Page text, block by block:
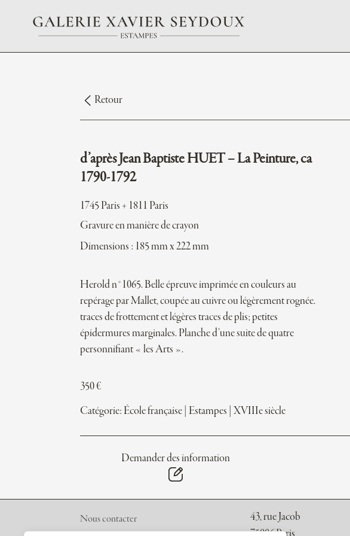
Retour
d’après Jean Baptiste HUET – La Peinture, ca
1790-1792
1745 Paris + 1811 Paris
Gravure en manière de crayon
Dimensions : 185 mm x 222 mm
Herold n°1065. Belle épreuve imprimée en couleurs au
repérage par Mallet, coupée au cuivre ou légèrement rognée.
traces de frottement et légères traces de plis; petites
épidermures marginales. Planche d’une suite de quatre
personnifiant « les Arts ».
350€
Catégorie: École française Estampes |XVIIIe siècle
Demander des information
Nous contacter
43, rue Jacob